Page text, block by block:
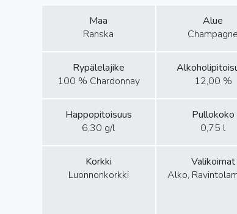
Maa
Ranska
Alue
Champagne
Rypälelajike
100 % Chardonnay
12,00 %
Happopitoisuus
6,30 g/l
Pullokoko
0,75 l
Korkki
Luonnonkorkki
Valikoimat
Alko,